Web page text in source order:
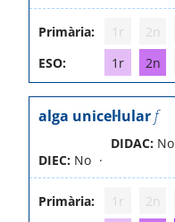
Primària: 1r 2n
ESO:
1r 2n
alga unicel·lularf
DIEC: No
DIDAC: No
Primària: 1r 2n